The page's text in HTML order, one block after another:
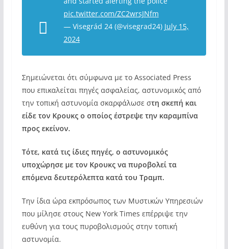
pic.twitter.com/ZC2wrsJNfm
— Visegrád 24 (@visegrad24) July 15,
2024
Σημειώνεται ότι σύμφωνα με το Associated Press
που επικαλείται πηγές ασφαλείας, αστυνομικός από
την τοπική αστυνομία σκαρφάλωσε στη σκεπή και
είδε τον Κρουκς ο οποίος έστρεψε την καραμπίνα
προς εκείνον.
Τότε, κατά τις ίδιες πηγές, ο αστυνομικός
υποχώρησε με τον Κρουκς να πυροβολεί τα
επόμενα δευτερόλεπτα κατά του Τραμπ.
Την ίδια ώρα εκπρόσωπος των Μυστικών Υπηρεσιών
που μίλησε στους New York Times επέρριψε την
ευθύνη για τους πυροβολισμούς στην τοπική
αστυνομία.